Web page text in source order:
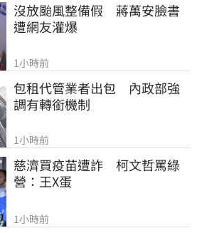
沒放颱風整備假　蔣萬安臉書
遭網友灌爆
1小時前
包租代管業者出包　內政部強
調有轉銜機制
1小時前
慈濟買疫苗遭詐　柯文哲罵綠
營：王X蛋
1小時前